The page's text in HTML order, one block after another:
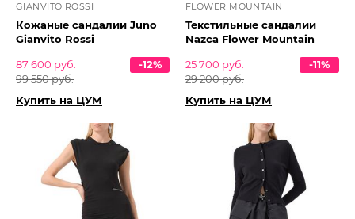
GIANVITO ROSSI
Кожаные сандалии Juno
Gianvito Rossi
87 600 руб.
99 550 руб.
-12%
Купить на ЦУМ
FLOWER MOUNTAIN
Текстильные сандалии
Nazca Flower Mountain
25 700 руб.
29 200 руб.
-11%
Купить на ЦУМ